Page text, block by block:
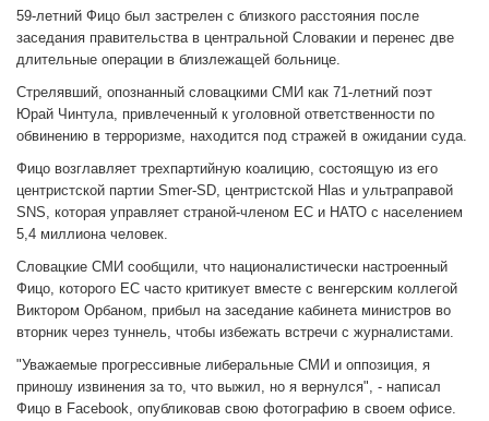
59-летний Фицо был застрелен с близкого расстояния после
заседания правительства в центральной Словакии и перенес две
длительные операции в близлежащей больнице.
Стрелявший, опознанный словацкими СМИ как 71-летний поэт
Юрай Чинтула, привлеченный к уголовной ответственности по
обвинению в терроризме, находится под стражей в ожидании суда.
Фицо возглавляет трехпартийную коалицию, состоящую из его
центристской партии Smer-SD, центристской Hlas и ультраправой
SNS, которая управляет страной-членом ЕС и НАТО с населением
5,4 миллиона человек.
Словацкие СМИ сообщили, что националистически настроенный
Фицо, которого ЕС часто критикует вместе с венгерским коллегой
Виктором Орбаном, прибыл на заседание кабинета министров во
вторник через туннель, чтобы избежать встречи с журналистами.
"Уважаемые прогрессивные либеральные СМИ и оппозиция, я
приношу извинения за то, что выжил, но я вернулся", - написал
Фицо в Facebook, опубликовав свою фотографию в своем офисе.